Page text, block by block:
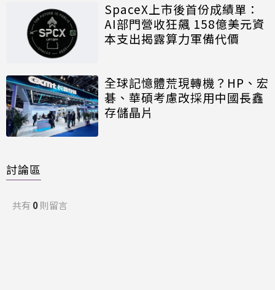
SpaceX上市後首份成績單：
AI部門營收狂飆 158億美元資
本支出揭露算力軍備代價
全球記憶體荒現轉機？HP、宏
碁、華碩考慮改採用中國長鑫
存儲晶片
討論區
共有 0則留言